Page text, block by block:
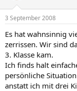
3 September 2008
Es hat wahnsinnig
zerrissen. Wir sind
3. Klasse kam.
Ich finds halt
persönliche
anstatt ich mit drei